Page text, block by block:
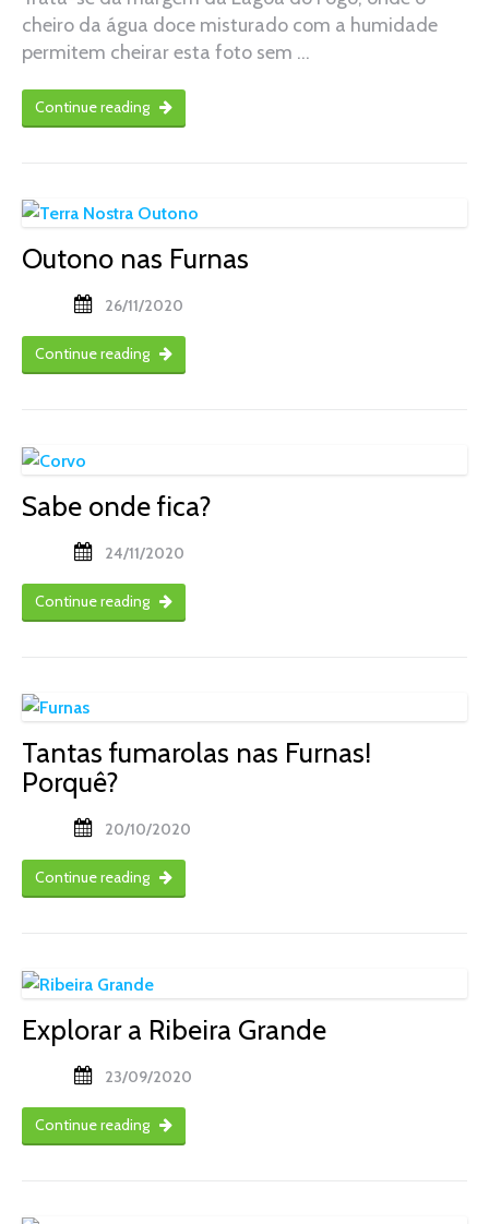
cheiro da água doce misturado com a humidade
permitem cheirar esta foto sem …
Continue reading
Outono nas Furnas
26/11/2020
Continue reading
Sabe onde fica?
24/11/2020
Continue reading
Tantas fumarolas nas Furnas!
Porquê?
20/10/2020
Continue reading
Explorar a Ribeira Grande
23/09/2020
Continue reading